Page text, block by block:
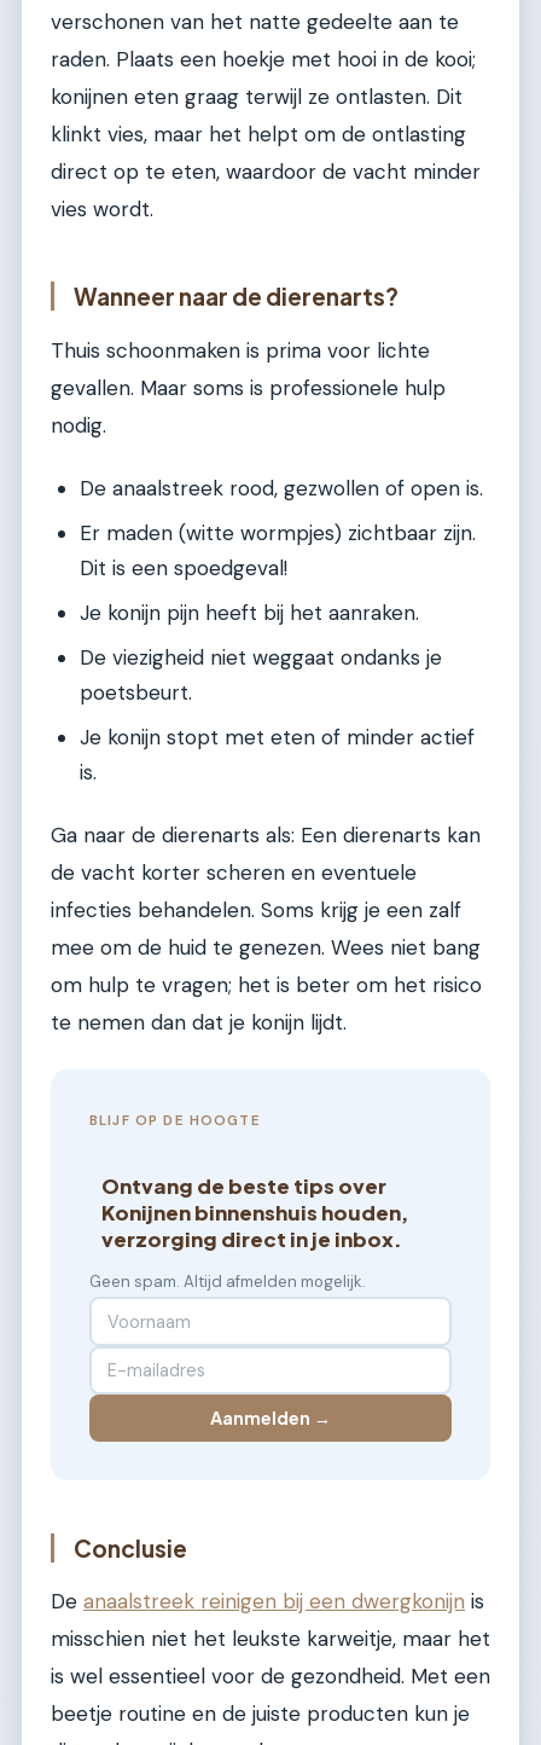
verschonen van het natte gedeelte aan te
raden. Plaats een hoekje met hooi in de kooi;
konijnen eten graag terwijl ze ontlasten. Dit
klinkt vies, maar het helpt om de ontlasting
direct op te eten, waardoor de vacht minder
vies wordt.
Wanneer naar de dierenarts?
Thuis schoonmaken is prima voor lichte
gevallen. Maar soms is professionele hulp
nodig.
De anaalstreek rood, gezwollen of open is.
Er maden (witte wormpjes) zichtbaar zijn.
Dit is een spoedgeval!
Je konijn pijn heeft bij het aanraken.
De viezigheid niet weggaat ondanks je
poetsbeurt.
Je konijn stopt met eten of minder actief
is.
Ga naar de dierenarts als: Een dierenarts kan
de vacht korter scheren en eventuele
infecties behandelen. Soms krijg je een zalf
mee om de huid te genezen. Wees niet bang
om hulp te vragen; het is beter om het risico
te nemen dan dat je konijn lijdt.
BLIJF OP DE HOOGTE
Ontvang de beste tips over
Konijnen binnenshuis houden,
verzorging direct in je inbox.
Geen spam. Altijd afmelden mogelijk.
Aanmelden →
Conclusie
De anaalstreek reinigen bij een dwergkonijn is
misschien niet het leukste karweitje, maar het
is wel essentieel voor de gezondheid. Met een
beetje routine en de juiste producten kun je